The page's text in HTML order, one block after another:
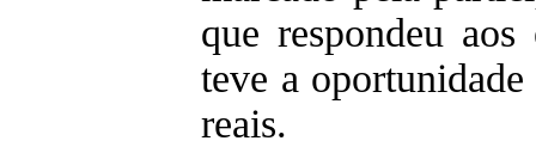
que respondeu
teve a oportunidade
reais.